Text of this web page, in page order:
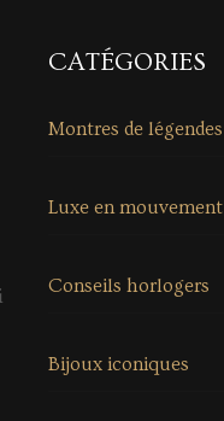
CATÉGORIES
Montres de légendes
Luxe en mouvement
Conseils horlogers
Bijoux iconiques